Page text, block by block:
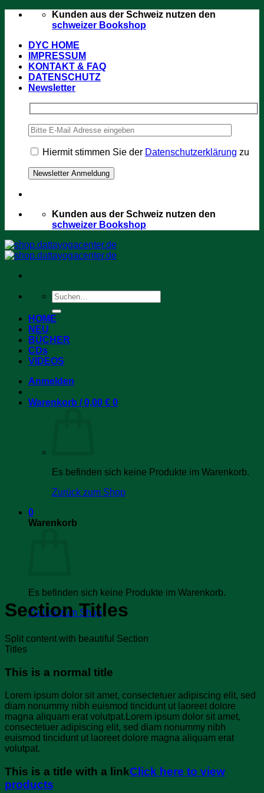
Zum
Kunden aus der Schweiz nutzen den
schweizer Bookshop
DYC HOME
IMPRESSUM
KONTAKT & FAQ
DATENSCHUTZ
Newsletter
Hiermit stimmen Sie der Datenschutzerklärung zu
Kunden aus der Schweiz nutzen den
schweizer Bookshop
Suchen
nach:
HOME
NEU
BÜCHER
CDs
VIDEOS
Anmelden
Warenkorb /0,00 € 0
Es befinden sich keine Produkte im Warenkorb.
Zurück zum Shop
0
Warenkorb
Es befinden sich keine Produkte im Warenkorb.
Zurück zum Shop
Section Titles
Split content with beautiful Section
Titles
This is a normal title
Lorem ipsum dolor sit amet, consectetuer adipiscing elit, sed
diam nonummy nibh euismod tincidunt ut laoreet dolore
magna aliquam erat volutpat.Lorem ipsum dolor sit amet,
consectetuer adipiscing elit, sed diam nonummy nibh
euismod tincidunt ut laoreet dolore magna aliquam erat
volutpat.
This is a title with a linkClick here to view
products